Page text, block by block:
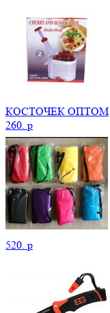
КОСТОЧЕК ОПТОМ
260. p
520. p